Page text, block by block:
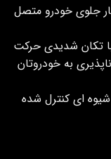
جلوی خودرو متصل
تکان شدیدی حرکت
به خودروتان
شیوه ای کنترل شده